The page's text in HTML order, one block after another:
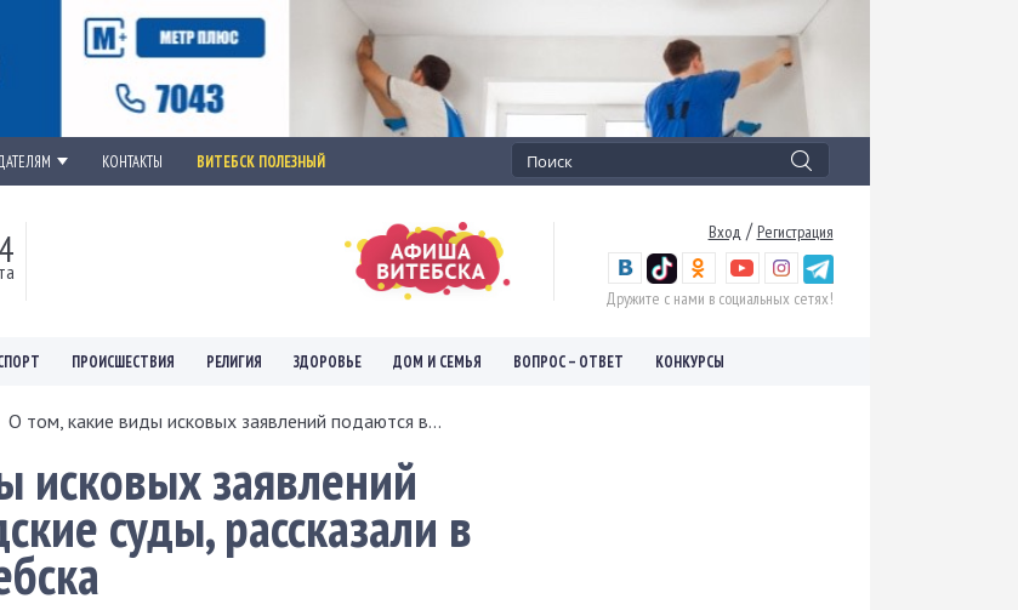
КОНТАКТЫ ВИТЕБСК ПОЛЕЗНЫЙ
Вход / Регистрация
Дружите с нами в социальных сетях!
ПРОИСШЕСТВИЯ РЕЛИГИЯ ЗДОРОВЬЕ ДОМ И СЕМЬЯ ВОПРОС – ОТВЕТ КОНКУРСЫ
О том, какие виды исковых заявлений подаются в...
исковых заявлений
суды, рассказали в